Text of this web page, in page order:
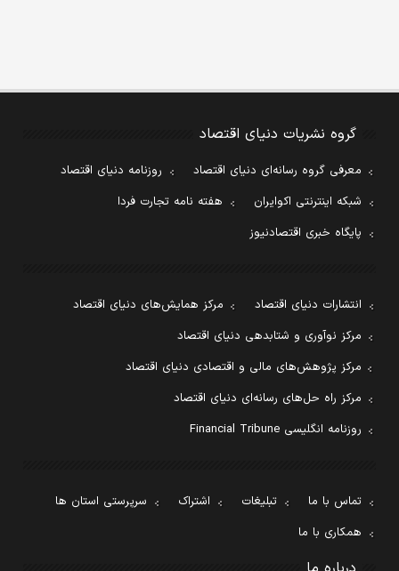
گروه نشریات دنیای اقتصاد
معرفی گروه رسانه‌ای دنیای اقتصاد
روزنامه دنیای اقتصاد
شبکه اینترنتی اکوایران
هفته نامه تجارت فردا
پایگاه خبری اقتصادنیوز
انتشارات دنیای اقتصاد
مرکز همایش‌های دنیای اقتصاد
مرکز نوآوری و شتابدهی دنیای اقتصاد
مرکز پژوهش‌های مالی و اقتصادی دنیای اقتصاد
مرکز راه حل‌های رسانه‌ای دنیای اقتصاد
روزنامه انگلیسی Financial Tribune
تماس با ما تبلیغات اشتراک
سرپرستی استان ها
همکاری با ما